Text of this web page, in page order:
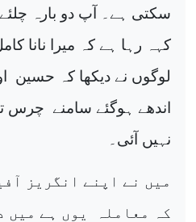
سکتی ہے۔ آپ دو بارہ
کہہ رہا ہے کہ میرا نانا
لوگوں نے دیکھا کہ حسین
اندھے ہوگئے سامنے چرس
نہیں آئی۔
میں نے اپنے انگریز
کہ معاملہ
یوں ہے میں